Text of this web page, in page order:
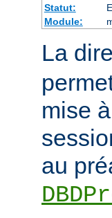
Statut:
Module:
La
mise
au